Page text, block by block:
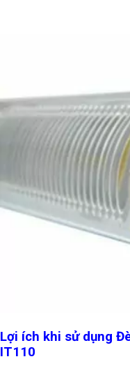
Lợi ích khi sử dụng
IT110